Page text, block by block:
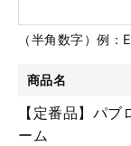
（半角数字）例
商品名
【定番品】パ
ーム